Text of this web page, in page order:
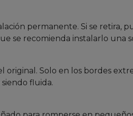
permanente. Si se retira,
se recomienda instalarlo una
original. Solo en los bordes
fluida.